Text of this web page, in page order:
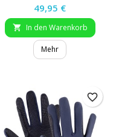
Preis
49,95 €
 In den Warenkorb
Mehr
favorite_border